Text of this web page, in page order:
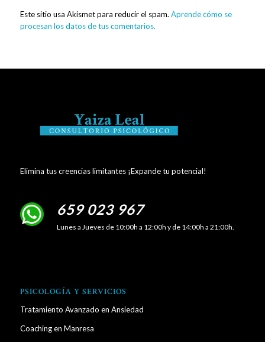
Este sitio usa Akismet para reducir el spam. Aprende cómo se
procesan los datos de tus comentarios.
Elimina tus creencias limitantes ¡Expande tu potencial!
659 023 967
Lunes a Jueves de 10:00h a 12:00h y de 14:00h a 21:00h.
PSICOLOGÍA Y SERVICIOS
Tratamiento Avanzado en Ansiedad
Coaching en Manresa